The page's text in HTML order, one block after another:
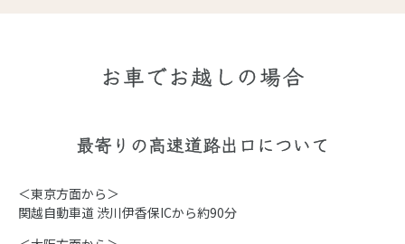
お車でお越しの場合
最寄りの高速道路出口について
＜東京方面から＞
関越自動車道 渋川伊香保ICから約90分